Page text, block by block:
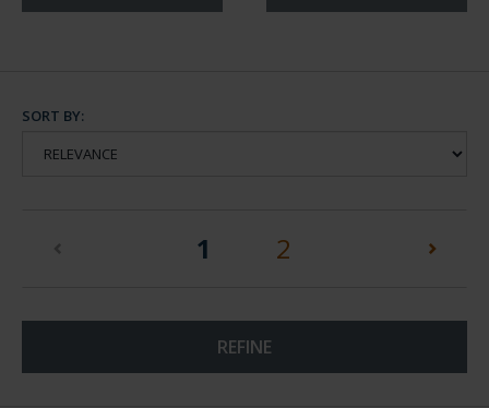
SORT BY:
1 (current)
2
REFINE